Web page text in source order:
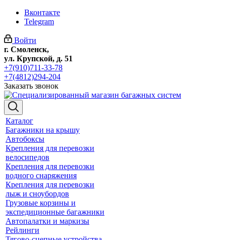
Вконтакте
Telegram
Войти
г. Смоленск,
ул. Крупской, д. 51
+7(910)711-33-78
+7(4812)294-204
Заказать звонок
Каталог
Багажники на крышу
Автобоксы
Крепления для перевозки
велосипедов
Крепления для перевозки
водного снаряжения
Крепления для перевозки
лыж и сноубордов
Грузовые корзины и
экспедиционные багажники
Автопалатки и маркизы
Рейлинги